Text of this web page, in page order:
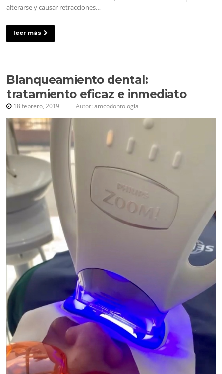
alterarse y causar retracciones…
leer más
Blanqueamiento dental:
tratamiento eficaz e inmediato
18 febrero, 2019 Autor:amcodontologia